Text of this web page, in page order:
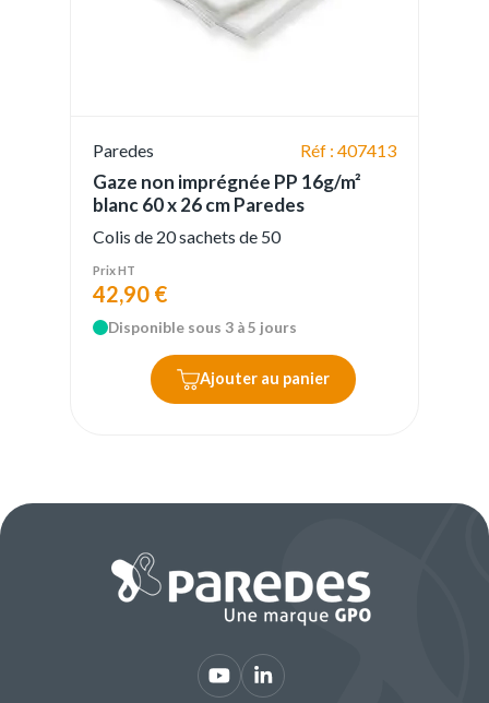
Paredes Réf : 407413
Gaze non imprégnée PP 16g/m²
blanc 60 x 26 cm Paredes
Colis de 20 sachets de 50
Prix HT
42,90 €
Disponible sous 3 à 5 jours
Ajouter au panier